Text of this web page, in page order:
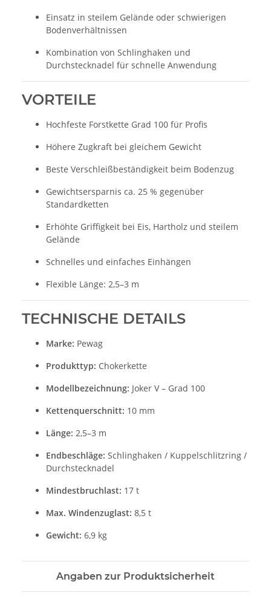
Einsatz in steilem Gelände oder schwierigen
Bodenverhältnissen
Kombination von Schlinghaken und
Durchstecknadel für schnelle Anwendung
VORTEILE
Hochfeste Forstkette Grad 100 für Profis
Höhere Zugkraft bei gleichem Gewicht
Beste Verschleißbeständigkeit beim Bodenzug
Gewichtsersparnis ca. 25 % gegenüber
Standardketten
Erhöhte Griffigkeit bei Eis, Hartholz und steilem
Gelände
Schnelles und einfaches Einhängen
Flexible Länge: 2,5–3 m
TECHNISCHE DETAILS
Marke: Pewag
Produkttyp: Chokerkette
Modellbezeichnung: Joker V – Grad 100
Kettenquerschnitt: 10 mm
Länge: 2,5–3 m
Endbeschläge: Schlinghaken / Kuppelschlitzring /
Durchstecknadel
Mindestbruchlast: 17 t
Max. Windenzuglast: 8,5 t
Gewicht: 6,9 kg
Angaben zur Produktsicherheit